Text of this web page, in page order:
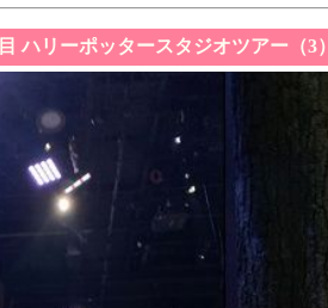
ハリーポッタースタジオツアー（3）